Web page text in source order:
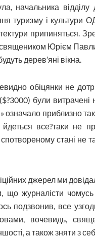
начальника
туризму і культури
припиняться.
священиком Юрієм
дерев’яні вікна.
обіцянки не
були
означало приблизно
все?таки не
стані не
джерел ми
що журналісти
подзвонив, все
вочевидь,
а також зняти з